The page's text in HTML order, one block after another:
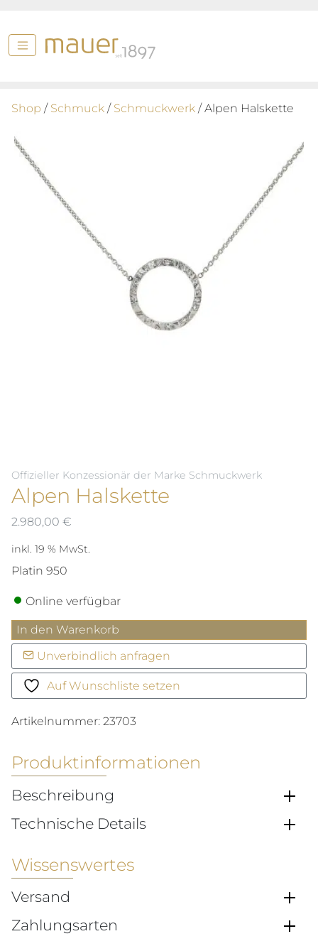
Shop / Schmuck / Schmuckwerk / Alpen Halskette
Offizieller Konzessionär der Marke Schmuckwerk
Alpen Halskette
2.980,00 €
inkl. 19 % MwSt.
Platin 950
Online verfügbar
Alpen
Halskette
Menge
In den Warenkorb
Unverbindlich anfragen
Auf Wunschliste setzen
Artikelnummer: 23703
Produktinformationen
Beschreibung
Technische Details
Wissenswertes
Versand
Zahlungsarten